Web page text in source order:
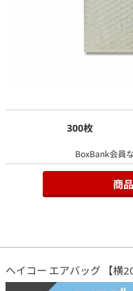
300枚
BoxBank会員
商
ヘイコー エアバッグ 【横